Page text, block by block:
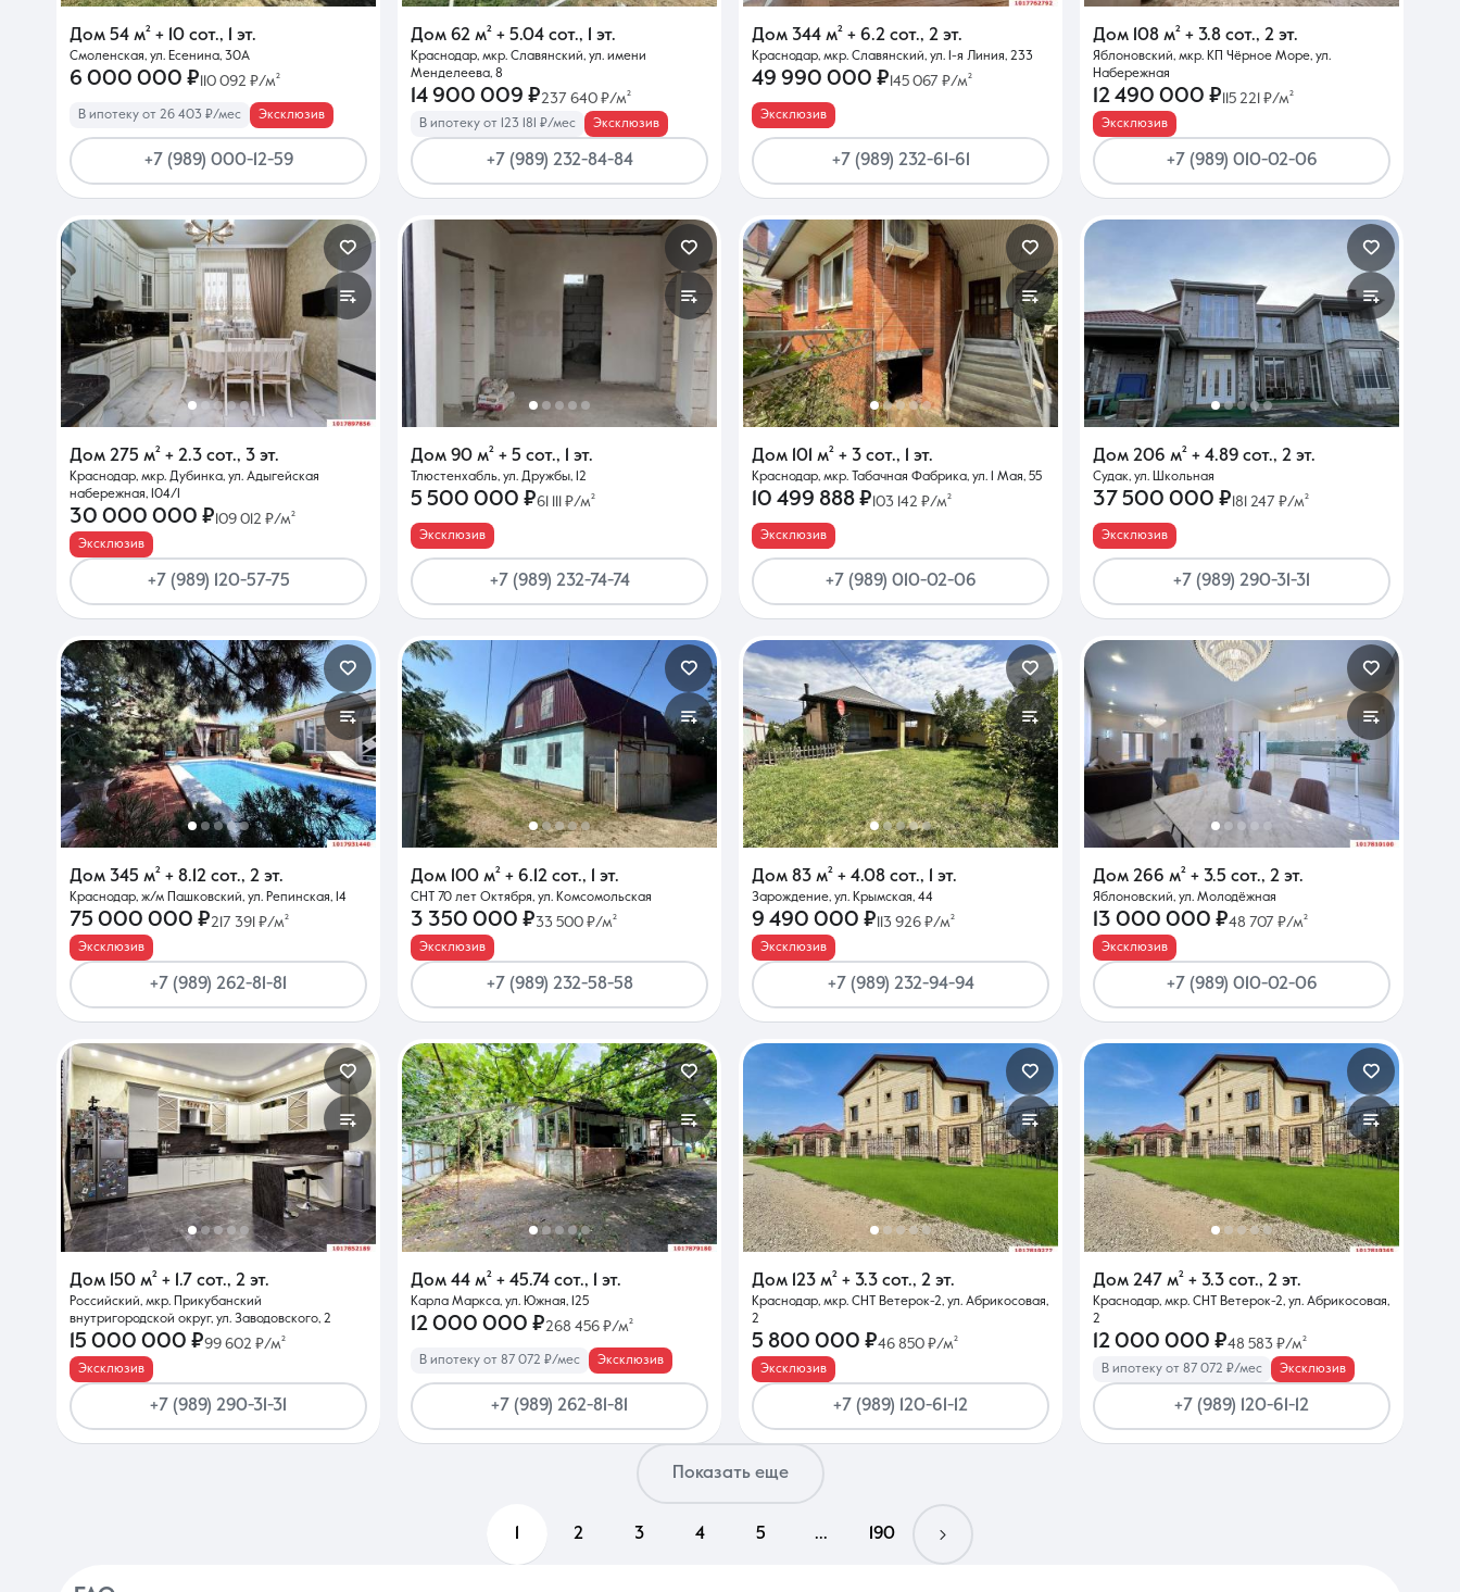
Дом 54 м² + 10 сот., 1 эт.
Смоленская, ул. Есенина, 30А
6 000 000 ₽110 092 ₽/м²
В ипотеку от 26 403 ₽/мес Эксклюзив
+7 (989) 000-12-59
Дом 62 м² + 5.04 сот., 1 эт.
Краснодар, мкр. Славянский, ул. имени
Менделеева, 8
14 900 009 ₽237 640 ₽/м²
В ипотеку от 123 181 ₽/мес Эксклюзив
+7 (989) 232-84-84
Дом 344 м² + 6.2 сот., 2 эт.
Краснодар, мкр. Славянский, ул. 1-я Линия, 233
49 990 000 ₽145 067 ₽/м²
Эксклюзив
+7 (989) 232-61-61
Дом 108 м² + 3.8 сот., 2 эт.
Яблоновский, мкр. КП Чёрное Море, ул.
Набережная
12 490 000 ₽115 221 ₽/м²
Эксклюзив
+7 (989) 010-02-06
Дом 275 м² + 2.3 сот., 3 эт.
Краснодар, мкр. Дубинка, ул. Адыгейская
набережная, 104/1
30 000 000 ₽ 109 012 ₽/м²
Эксклюзив
+7 (989) 120-57-75
Дом 90 м² + 5 сот., 1 эт.
Тлюстенхабль, ул. Дружбы, 12
5 500 000 ₽61 111 ₽/м²
Эксклюзив
+7 (989) 232-74-74
Дом 101 м² + 3 сот., 1 эт.
Краснодар, мкр. Табачная Фабрика, ул. 1 Мая, 55
10 499 888 ₽ 103 142 ₽/м²
Эксклюзив
+7 (989) 010-02-06
Дом 206 м² + 4.89 сот., 2 эт.
Судак, ул. Школьная
37 500 000 ₽ 181 247 ₽/м²
Эксклюзив
+7 (989) 290-31-31
Дом 345 м² + 8.12 сот., 2 эт.
Краснодар, ж/м Пашковский, ул. Репинская, 14
75 000 000 ₽217 391 ₽/м²
Эксклюзив
+7 (989) 262-81-81
Дом 100 м² + 6.12 сот., 1 эт.
СНТ 70 лет Октября, ул. Комсомольская
3 350 000 ₽33 500 ₽/м²
Эксклюзив
+7 (989) 232-58-58
Дом 83 м² + 4.08 сот., 1 эт.
Зарождение, ул. Крымская, 44
9 490 000 ₽ 113 926 ₽/м²
Эксклюзив
+7 (989) 232-94-94
Дом 266 м² + 3.5 сот., 2 эт.
Яблоновский, ул. Молодёжная
13 000 000 ₽48 707 ₽/м²
Эксклюзив
+7 (989) 010-02-06
Дом 150 м² + 1.7 сот., 2 эт.
Российский, мкр. Прикубанский
внутригородской округ, ул. Заводовского, 2
15 000 000 ₽99 602 ₽/м²
Эксклюзив
+7 (989) 290-31-31
Дом 44 м² + 45.74 сот., 1 эт.
Карла Маркса, ул. Южная, 125
12 000 000 ₽268 456 ₽/м²
В ипотеку от 87 072 ₽/мес Эксклюзив
+7 (989) 262-81-81
Дом 123 м² + 3.3 сот., 2 эт.
Краснодар, мкр. СНТ Ветерок-2, ул. Абрикосовая,
2
5 800 000 ₽46 850 ₽/м²
Эксклюзив
+7 (989) 120-61-12
Дом 247 м² + 3.3 сот., 2 эт.
Краснодар, мкр. СНТ Ветерок-2, ул. Абрикосовая,
2
12 000 000 ₽48 583 ₽/м²
В ипотеку от 87 072 ₽/мес Эксклюзив
+7 (989) 120-61-12
Показать еще
2 3 4 5 ... 190